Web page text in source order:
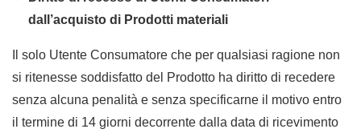
dall’acquisto di Prodotti materiali
Il solo Utente Consumatore che per qualsiasi ragione non
si ritenesse soddisfatto del Prodotto ha diritto di recedere
senza alcuna penalità e senza specificarne il motivo entro
il termine di 14 giorni decorrente dalla data di ricevimento